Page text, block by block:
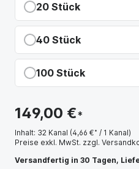
20 Stück
40 Stück
100 Stück
149,00 €*
Inhalt: 32 Kanal (4,66 € * / 1 Kanal)
Preise exkl. MwSt. zzgl.
Versandfertig in 30 Tagen,